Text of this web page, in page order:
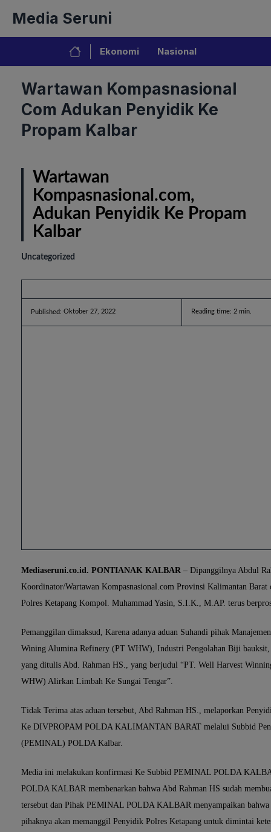
isi
Media Seruni
Ekonomi Nasional
Wartawan Kompasnasional
Com Adukan Penyidik Ke
Propam Kalbar
Wartawan
Kompasnasional.com,
Adukan Penyidik Ke Propam
Kalbar
Uncategorized
Published: Oktober 27, 2022 Reading time: 2 min.
Mediaseruni.co.id. PONTIANAK KALBAR – Dipanggilnya Abdul
Koordinator/Wartawan Kompasnasional.com Provinsi Kalimantan Barat
Polres Ketapang Kompol. Muhammad Yasin, S.I.K., M.AP. terus
Pemanggilan dimaksud, Karena adanya aduan Suhandi pihak
Wining Alumina Refinery (PT WHW), Industri Pengolahan Biji bauksit,
yang ditulis Abd. Rahman HS., yang berjudul “PT. Well Harvest
WHW) Alirkan Limbah Ke Sungai Tengar”.
Tidak Terima atas aduan tersebut, Abd Rahman HS., melaporkan
Ke DIVPROPAM POLDA KALIMANTAN BARAT melalui Subbid
(PEMINAL) POLDA Kalbar.
Media ini melakukan konfirmasi Ke Subbid PEMINAL POLDA
POLDA KALBAR membenarkan bahwa Abd Rahman HS sudah
tersebut dan Pihak PEMINAL POLDA KALBAR menyampaikan bahwa
pihaknya akan memanggil Penyidik Polres Ketapang untuk dimintai